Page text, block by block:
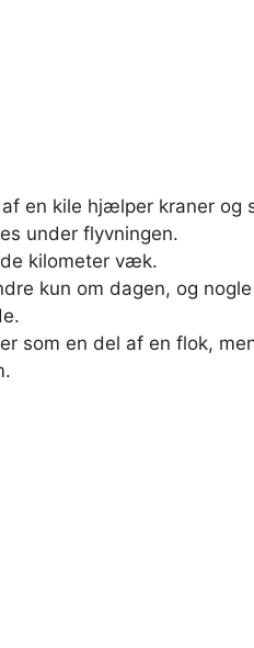
en kile hjælper kraner og
under flyvningen.
kilometer væk.
kun om dagen, og
som en del af en flok,